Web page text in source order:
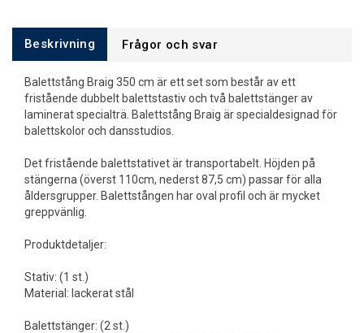
Beskrivning Frågor och svar
Balettstång Braig 350 cm är ett set som består av ett
fristående dubbelt balettstastiv och två balettstänger av
laminerat specialträ. Balettstång Braig är specialdesignad för
balettskolor och dansstudios.
Det fristående balettstativet är transportabelt. Höjden på
stängerna (överst 110cm, nederst 87,5 cm) passar för alla
åldersgrupper. Balettstången har oval profil och är mycket
greppvänlig.
Produktdetaljer:
Stativ: (1 st.)
Material: lackerat stål
Balettstänger: (2 st.)